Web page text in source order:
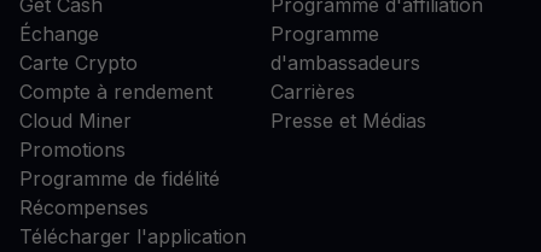
Get Cash
Échange
Carte Crypto
Compte à rendement
Cloud Miner
Promotions
Programme de fidélité
Récompenses
Télécharger l'application
Programme d'affiliation
Programme
d'ambassadeurs
Carrières
Presse et Médias